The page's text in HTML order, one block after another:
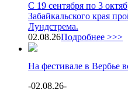
С 19 сентября по 3
Забайкальского края
Лундстрема.
02.08.26Подробнее >>>
На фестивале в Вербье
-02.08.26-